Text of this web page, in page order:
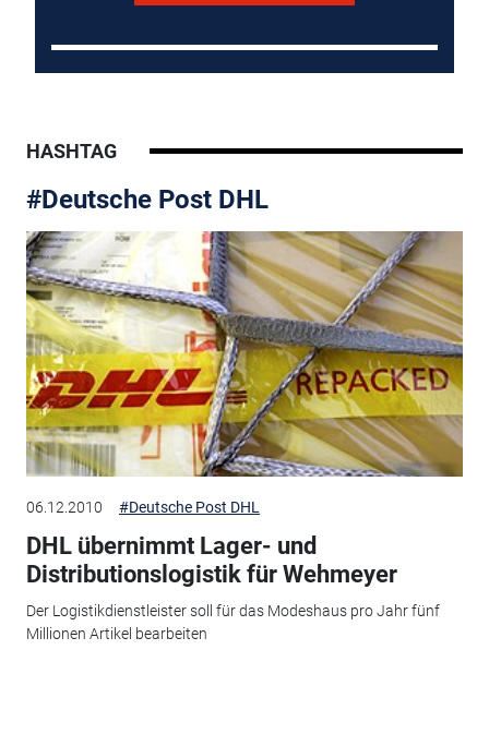
HASHTAG
#Deutsche Post DHL
06.12.2010 #Deutsche Post DHL
DHL übernimmt Lager- und
Distributionslogistik für Wehmeyer
Der Logistikdienstleister soll für das Modeshaus pro Jahr fünf
Millionen Artikel bearbeiten